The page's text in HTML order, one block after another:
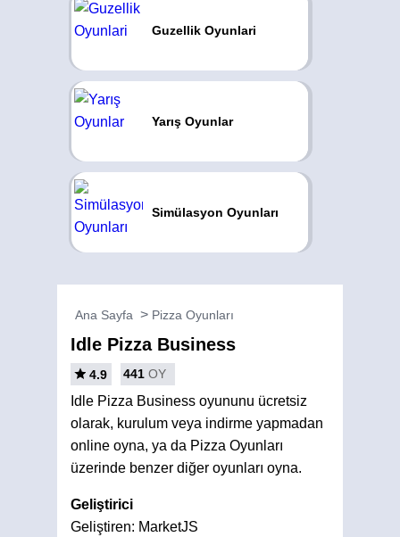
Guzellik Oyunlari
Yarış Oyunlar
Simülasyon Oyunları
Ana Sayfa Pizza Oyunları
Idle Pizza Business
4.9 441 OY
Idle Pizza Business oyununu ücretsiz
olarak, kurulum veya indirme yapmadan
online oyna, ya da Pizza Oyunları
üzerinde benzer diğer oyunları oyna.
Geliştirici
Geliştiren: MarketJS